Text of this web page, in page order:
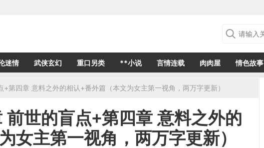
迷情 武侠玄幻 重口另类 **小说 言情连载 肉肉屋 情色故事
+第四章 意料之外的相认+番外篇（本文为女主第一视角，两万字更新）
前世的盲点+第四章 意料之外的
女主第一视角，两万字更新）